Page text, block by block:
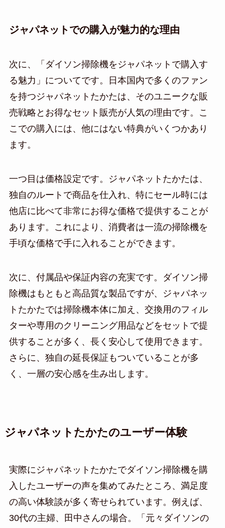
ジャパネットでの購入が魅力的な理由
次に、「ダイソン掃除機をジャパネットで購入す
る魅力」についてです。日本国内で多くのファン
を持つジャパネットたかたは、そのユニークな販
売戦略とお得なセット販売が人気の理由です。こ
こでの購入には、他にはない特典がいくつかあり
ます。
一つ目は価格設定です。ジャパネットたかたは、
独自のルートで商品を仕入れ、特にセール時には
他店に比べて非常にお得な価格で提供することが
あります。これにより、消費者は一流の掃除機を
手頃な価格で手に入れることができます。
次に、付属品や保証内容の充実です。ダイソン掃
除機はもともと高品質な製品ですが、ジャパネッ
トたかたでは掃除機本体に加え、交換用のフィル
ターや専用のクリーニング用品などをセットで提
供することが多く、長く安心して使用できます。
さらに、独自の延長保証もついていることが多
く、一層の安心感を生み出します。
ジャパネットたかたのユーザー体験
実際にジャパネットたかたでダイソン掃除機を購
入したユーザーの声を集めてみたところ、満足度
の高い体験談が多く寄せられています。例えば、
30代の主婦、田中さんの場合。「元々ダイソンの